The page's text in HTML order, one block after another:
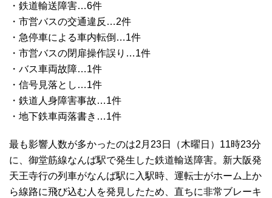
・鉄道輸送障害…6件
・市営バスの交通違反…2件
・急停車による車内転倒…1件
・市営バスの閉扉操作誤り…1件
・バス車両故障…1件
・信号見落とし…1件
・鉄道人身障害事故…1件
・地下鉄車両落書き…1件
最も影響人数が多かったのは2月23日（木曜日）11時23分
に、御堂筋線なんば駅で発生した鉄道輸送障害。新大阪発
天王寺行の列車がなんば駅に入駅時、運転士がホーム上か
ら線路に飛び込む人を発見したため、直ちに非常ブレーキ